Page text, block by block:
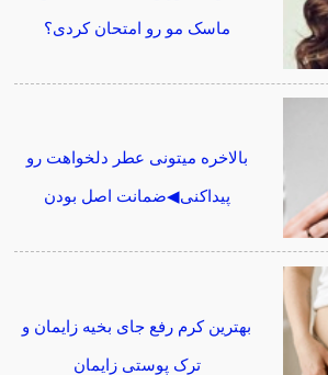
ماسک مو رو امتحان کردی؟
بالاخره میتونی عطر دلخواهت رو
پیداکنی◀ضمانت اصل بودن
بهترین کرم رفع جای بخیه زایمان و
ترک پوستی زایمان